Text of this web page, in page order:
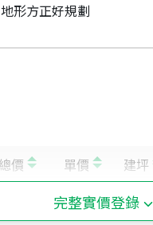
地形方正好規劃
完整實價登錄